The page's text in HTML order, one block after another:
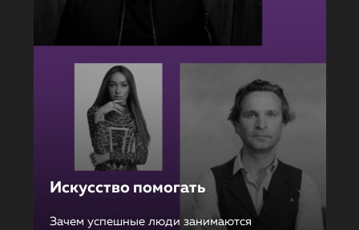
Искусство помогать
Зачем успешные люди занимаются